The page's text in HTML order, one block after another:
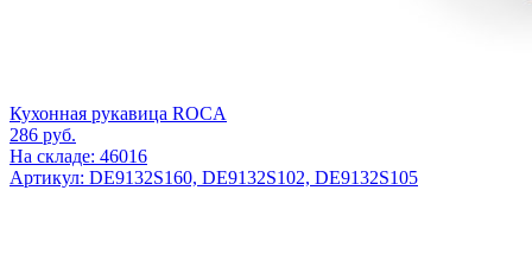
Кухонная рукавица ROCA
286 руб.
На складе: 46016
Артикул: DE9132S160, DE9132S102, DE9132S105